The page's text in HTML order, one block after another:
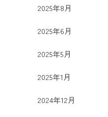
2025年8月
2025年6月
2025年5月
2025年1月
2024年12月